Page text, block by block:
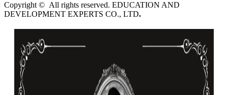
Copyright © All rights reserved. EDUCATION AND
DEVELOPMENT EXPERTS CO., LTD.